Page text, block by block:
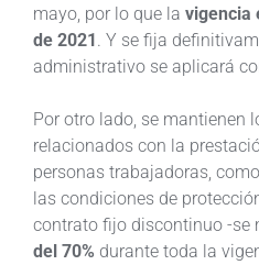
mayo, por lo que la vigencia
de 2021. Y se fija
administrativo se aplicará
Por otro lado, se mantienen
relacionados con la
personas trabajadoras,
las condiciones de
contrato fijo discontinuo -se
del 70% durante toda la